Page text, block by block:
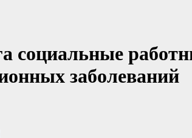
социальные
заболеваний